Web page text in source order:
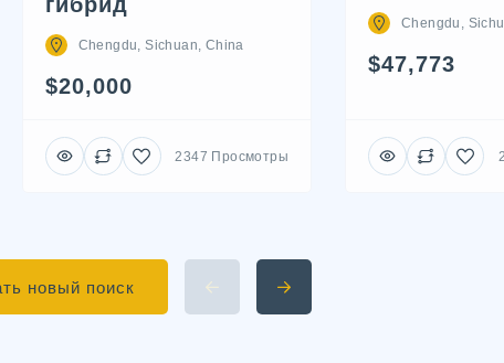
Chengdu, Sichuan, China
$20,000
2347 Просмотры
Chengdu,
$47,773
новый поиск